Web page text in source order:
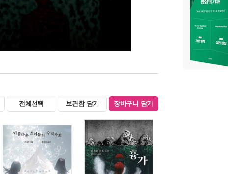
전체선택 보관함 담기 장바구니 담기